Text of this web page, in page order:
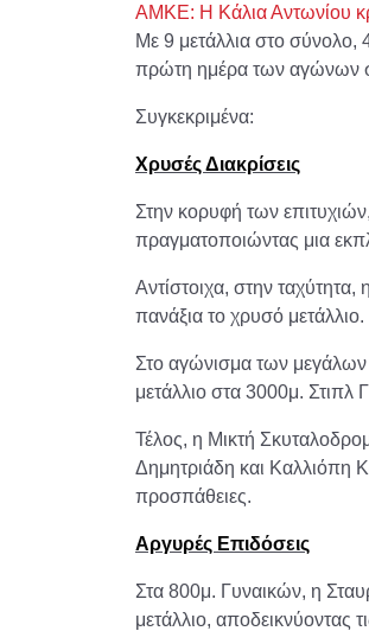
ΑΜΚΕ: Η Κάλια Αντωνίου
Με 9 μετάλλια στο
πρώτη ημέρα των αγώνων
Συγκεκριμένα:
Χρυσές Διακρίσεις
Στην κορυφή των
πραγματοποιώντας μια
Αντίστοιχα, στην
πανάξια το χρυσό μετάλλιο.
Στο αγώνισμα των
μετάλλιο στα 3000μ. Στιπλ
Τέλος, η Μικτή
Δημητριάδη και Καλλιόπη
προσπάθειες.
Αργυρές Επιδόσεις
Στα 800μ. Γυναικών, η
μετάλλιο, αποδεικνύοντας